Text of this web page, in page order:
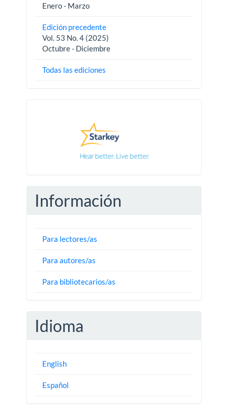
Enero - Marzo
Edición precedente
Vol. 53 No. 4 (2025)
Octubre - Diciembre
Todas las ediciones
Información
Para lectores/as
Para autores/as
Para bibliotecarios/as
Idioma
English
Español